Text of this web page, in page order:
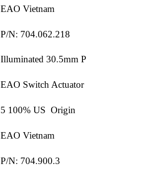
EAO Vietnam
P/N: 704.062.218
Illuminated 30.5mm P
EAO Switch Actuator
5 100% US Origin
EAO Vietnam
P/N: 704.900.3